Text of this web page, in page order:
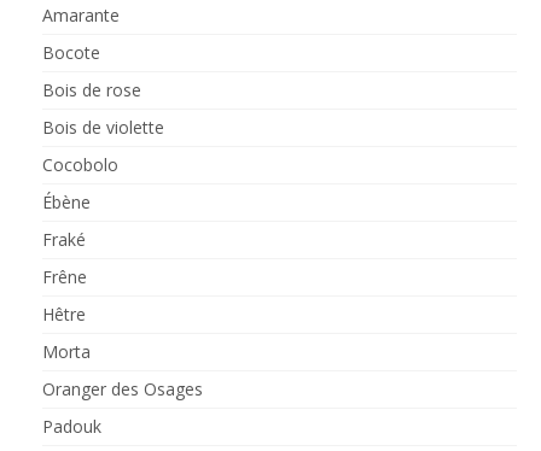
Amarante
Bocote
Bois de rose
Bois de violette
Cocobolo
Ébène
Fraké
Frêne
Hêtre
Morta
Oranger des Osages
Padouk